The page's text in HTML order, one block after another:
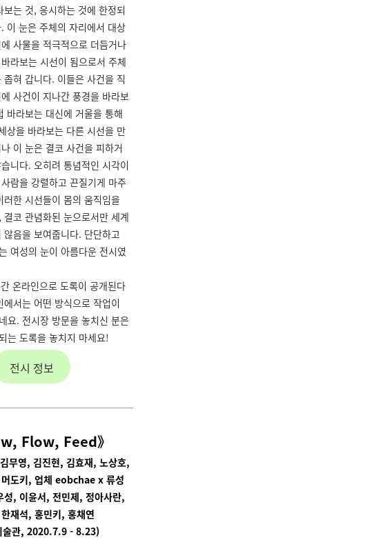
는 것, 응시하는 것에 한정되
이 눈은 주체의 자리에서 대상
사물을 적극적으로 더듬거나
라보는 시선이 됨으로서 주체
혀 갑니다. 이들은 사건을 직
사건이 지나간 풍경을 바라보
바라보는 대신에 거울을 통해
상을 바라보는 다른 시선을 만
이 눈은 결코 사건을 피하거
니다. 오히려 통념적인 시각이
람을 강렬하고 끈질기게 마주
러한 시선들이 몸의 움직임을
코 관념화된 눈으로서만 세계
않음을 보여줍니다. 단단하고
여성의 눈이 아름다운 전시였
온라인으로 도록이 공개된다
서는 어떤 방식으로 작업이
요. 전시장 방문을 놓치신 분은
는 도록을 놓치지 마세요!
전시 정보
Flow, Feed》
무영, 김진현, 김효재, 노상호,
도키, 업체 eobchae x 류성
성, 이윤서, 전민제, 정아사란,
재석, 홍민키, 홍채연
술관, 2020.7.9 - 8.23)